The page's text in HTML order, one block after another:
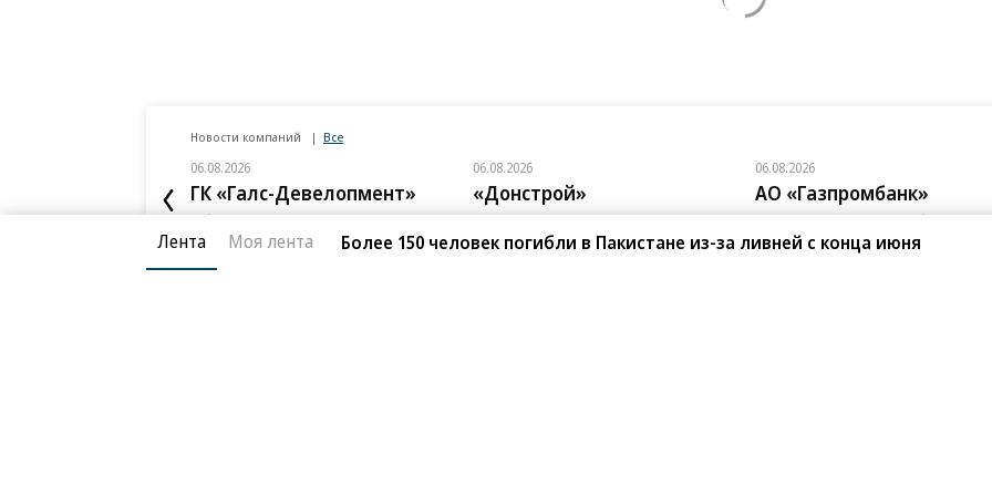
Новости компаний Все
06.08.2026
ГК «Галс-Девелопмент»
В бизнес-центре «Адмирал» в Южном
порту залит первый куб бетона
06.08.2026
«Донстрой»
Тренд на лояльность: покупатели
недвижимости бизнес-класса в 9 из 10
случаев остаются в сегменте
06.08.2026
АО «Газпромбанк»
«АгроНэкст» разместил облигаций
на 700 млн юаней
Лента Моя лента Более 150 человек погибли в Пакистане из-за ливней с конца июня